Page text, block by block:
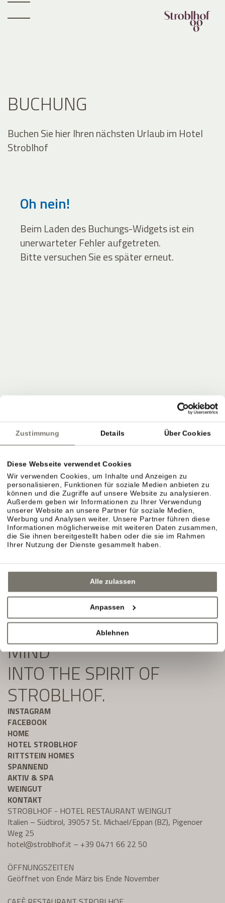
Zustimmung Details Über Cookies
Diese Webseite verwendet Cookies
Wir verwenden Cookies, um Inhalte und Anzeigen zu
personalisieren, Funktionen für soziale Medien anbieten zu
können und die Zugriffe auf unsere Website zu analysieren.
Außerdem geben wir Informationen zu Ihrer Verwendung
unserer Website an unsere Partner für soziale Medien,
Werbung und Analysen weiter. Unsere Partner führen diese
Informationen möglicherweise mit weiteren Daten zusammen,
die Sie ihnen bereitgestellt haben oder die sie im Rahmen
Ihrer Nutzung der Dienste gesammelt haben.
Alle zulassen
Anpassen
Ablehnen
BUCHUNG
Buchen Sie hier Ihren nächsten Urlaub im Hotel
Stroblhof
Oh nein!
Beim Laden des Buchungs-Widgets ist ein
unerwarteter Fehler aufgetreten.
Bitte versuchen Sie es später erneut.
JOIN THE COMMUNITY
Seien Sie unter den Ersten, die Neuigkeiten vom
Stroblhof erfahren.
Exklusive Angebote und Aktuelles aus unserem
Weinhotel in Südtirol erwarten Sie.
Einfach ausfüllen und Newsletter abonnieren:
SLIP YOUR BODY AND
MIND
INTO THE SPIRIT OF
STROBLHOF.
INSTAGRAM
FACEBOOK
HOME
HOTEL STROBLHOF
RITTSTEIN HOMES
SPANNEND
AKTIV & SPA
WEINGUT
KONTAKT
STROBLHOF - HOTEL RESTAURANT WEINGUT
Italien – Südtirol, 39057 St. Michael/Eppan (BZ), Pigenoer
Weg 25
hotel@stroblhof.it – +39 0471 66 22 50
ÖFFNUNGSZEITEN
Geöffnet von Ende März bis Ende November